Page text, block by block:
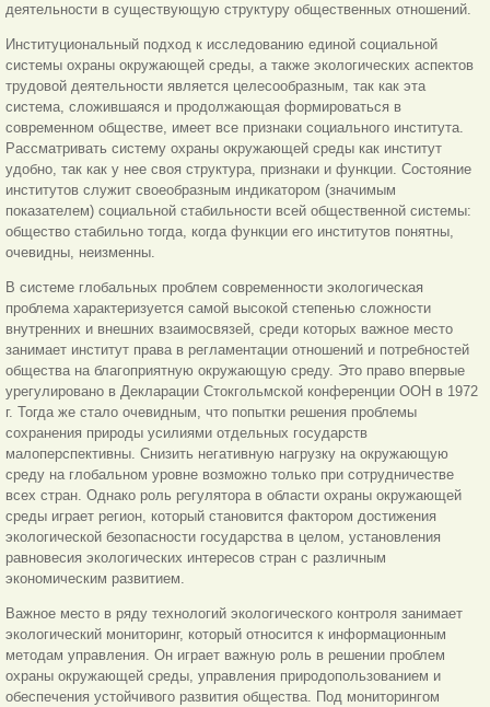
деятельности в существующую структуру общественных отношений.
Институциональный подход к исследованию единой социальной
системы охраны окружающей среды, а также экологических аспектов
трудовой деятельности является целесообразным, так как эта
система, сложившаяся и продолжающая формироваться в
современном обществе, имеет все признаки социального института.
Рассматривать систему охраны окружающей среды как институт
удобно, так как у нее своя структура, признаки и функции. Состояние
институтов служит своеобразным индикатором (значимым
показателем) социальной стабильности всей общественной системы:
общество стабильно тогда, когда функции его институтов понятны,
очевидны, неизменны.
В системе глобальных проблем современности экологическая
проблема характеризуется самой высокой степенью сложности
внутренних и внешних взаимосвязей, среди которых важное место
занимает институт права в регламентации отношений и потребностей
общества на благоприятную окружающую среду. Это право впервые
урегулировано в Декларации Стокгольмской конференции ООН в 1972
г. Тогда же стало очевидным, что попытки решения проблемы
сохранения природы усилиями отдельных государств
малоперспективны. Снизить негативную нагрузку на окружающую
среду на глобальном уровне возможно только при сотрудничестве
всех стран. Однако роль регулятора в области охраны окружающей
среды играет регион, который становится фактором достижения
экологической безопасности государства в целом, установления
равновесия экологических интересов стран с различным
экономическим развитием.
Важное место в ряду технологий экологического контроля занимает
экологический мониторинг, который относится к информационным
методам управления. Он играет важную роль в решении проблем
охраны окружающей среды, управления природопользованием и
обеспечения устойчивого развития общества. Под мониторингом